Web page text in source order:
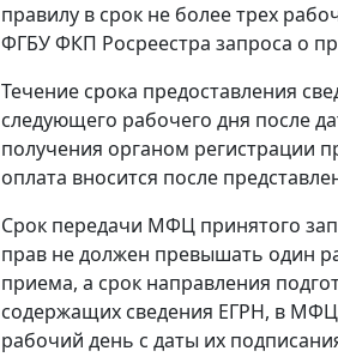
правилу в срок не более трех
ФГБУ ФКП Росреестра запроса о
Течение срока предоставления
следующего рабочего дня после
получения органом регистрации
оплата вносится после
Срок передачи МФЦ принятого
прав не должен превышать один
приема, а срок направления
содержащих сведения ЕГРН, в
рабочий день с даты их